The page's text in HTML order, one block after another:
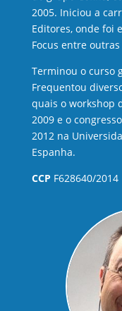
2005. Iniciou a
Editores, onde foi
Focus entre
Terminou o curso
Frequentou
quais o workshop
2009 e o
2012 na
Espanha.
CCP F628640/2014